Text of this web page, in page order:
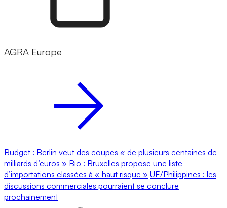
AGRA Europe
Budget : Berlin veut des coupes « de plusieurs centaines de
milliards d’euros » Bio : Bruxelles propose une liste
d’importations classées à « haut risque » UE/Philippines : les
discussions commerciales pourraient se conclure
prochainement